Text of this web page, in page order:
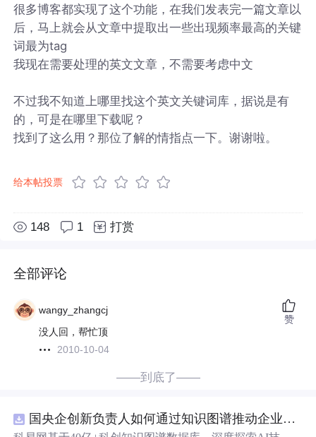
很多博客都实现了这个功能，在我们发表完一篇文章以
后，马上就会从文章中提取出一些出现频率最高的关键
词最为tag
我现在需要处理的英文文章，不需要考虑中文
不过我不知道上哪里找这个英文关键词库，据说是有
的，可是在哪里下载呢？
找到了这么用？那位了解的情指点一下。谢谢啦。
给本帖投票
148 1 打赏
全部评论
wangy_zhangcj
没人回，帮忙顶
2010-10-04
赞
——到底了——
国央企创新负责人如何通过知识图谱推动企业技术创新与外部资源高效对接？.docx